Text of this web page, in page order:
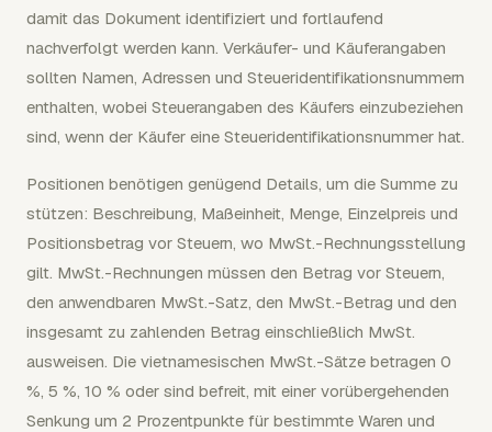
damit das Dokument identifiziert und fortlaufend
nachverfolgt werden kann. Verkäufer- und Käuferangaben
sollten Namen, Adressen und Steueridentifikationsnummern
enthalten, wobei Steuerangaben des Käufers einzubeziehen
sind, wenn der Käufer eine Steueridentifikationsnummer hat.
Positionen benötigen genügend Details, um die Summe zu
stützen: Beschreibung, Maßeinheit, Menge, Einzelpreis und
Positionsbetrag vor Steuern, wo MwSt.-Rechnungsstellung
gilt. MwSt.-Rechnungen müssen den Betrag vor Steuern,
den anwendbaren MwSt.-Satz, den MwSt.-Betrag und den
insgesamt zu zahlenden Betrag einschließlich MwSt.
ausweisen. Die vietnamesischen MwSt.-Sätze betragen 0
%, 5 %, 10 % oder sind befreit, mit einer vorübergehenden
Senkung um 2 Prozentpunkte für bestimmte Waren und